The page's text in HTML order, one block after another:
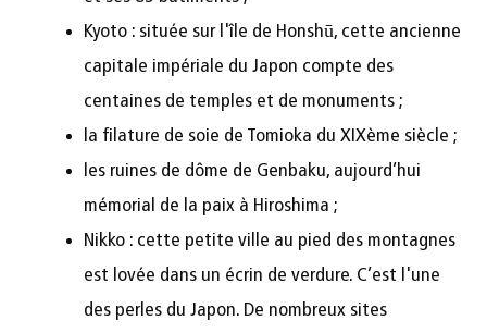
Kyoto : située sur l'île de Honshū, cette ancienne
capitale impériale du Japon compte des
centaines de temples et de monuments ;
la filature de soie de Tomioka du XIXème siècle ;
les ruines de dôme de Genbaku, aujourd’hui
mémorial de la paix à Hiroshima ;
Nikko : cette petite ville au pied des montagnes
est lovée dans un écrin de verdure. C’est l'une
des perles du Japon. De nombreux sites